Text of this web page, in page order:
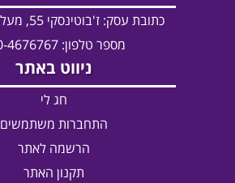
כתובת עסק: ז'בוטינסקי 55, מעלות תרשיחא
מספר טלפון: 050-4676767
ניווט באתר
חג לי
התחברות משתמשים
הרשמה לאתר
תקנון האתר